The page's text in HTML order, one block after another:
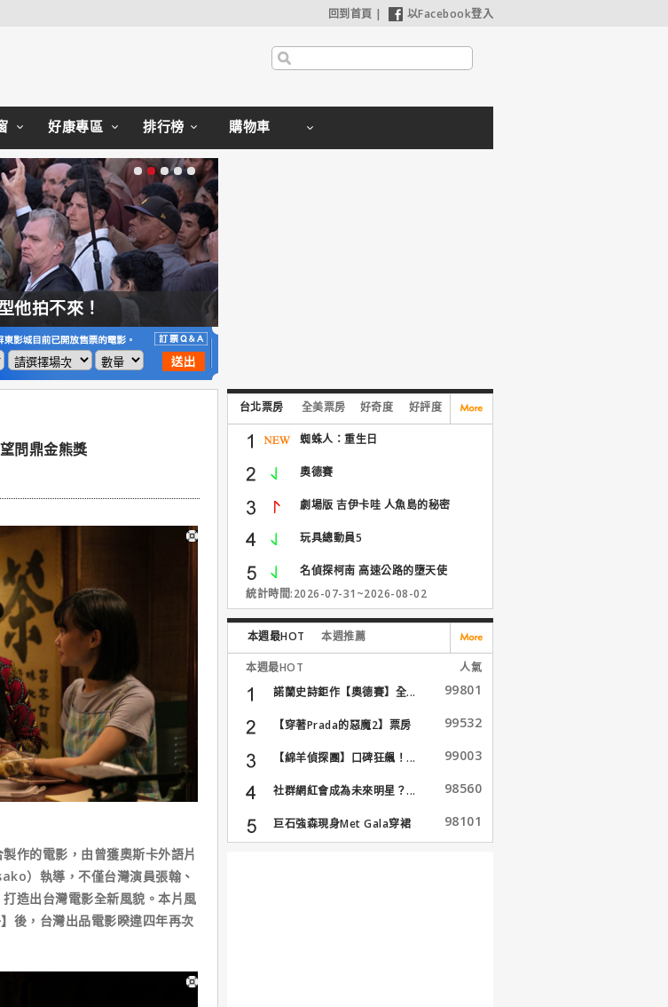
回到首頁 | 以Facebook登入
好康專區 排行榜 購物車
他拍不來！
問鼎金熊獎
作的電影，由曾獲奧斯卡外語片
）執導，不僅台灣演員張翰、
造出台灣電影全新風貌。本片風
後，台灣出品電影睽違四年再次
台北票房 全美票房 好奇度 好評度
蜘蛛人：重生日
奧德賽
劇場版 吉伊卡哇 人魚島的秘密
玩具總動員5
名偵探柯南 高速公路的墮天使
統計時間:2026-07-31~2026-08-02
本週最HOT 本週推薦
本週最HOT
人氣
諾蘭史詩鉅作【奧德賽】全...
99801
【穿著Prada的惡魔2】票房
99532
【綿羊偵探團】口碑狂飆！... 99003
社群網紅會成為未來明星？... 98560
巨石強森現身Met Gala穿裙
子...
98101